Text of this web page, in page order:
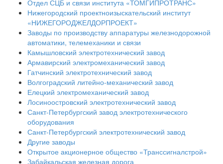
Отдел СЦБ и связи института «ТОМГИПРОТРАНС»
Нижегородский проектноизыскательский институт
«НИЖЕГОРОДЖЕЛДОРПРОЕКТ»
Заводы по производству аппаратуры железнодорожной
автоматики, телемеханики и связи
Камышловский электротехнический завод
Армавирский электромеханический завод
Гатчинский электротехнический завод
Волгоградский литейно-механический завод
Елецкий электромеханический завод
Лосиноостровский электротехнический завод
Санкт-Петербургский завод электротехнического
оборудования
Санкт-Петербургский электротехнический завод
Другие заводы
Открытое акционерное общество «Транссигналстрой»
Забайкальская железная дорога